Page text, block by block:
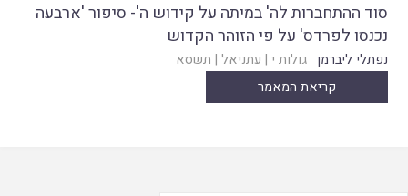
סוד ההתחברות לה' במיתה על קידוש ה'- סיפור 'ארבעה
נכנסו לפרדס' על פי הזוהר הקדוש
נפתלי ליברמן גולות י | עתניאל | תשסא
קריאת המאמר